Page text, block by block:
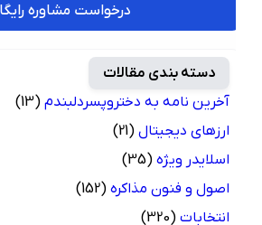
درخواست مشاوره رایگان
دسته بندی مقالات
آخرین نامه به دختروپسردلبندم (13)
ارزهای دیجیتال (21)
اسلایدر ویژه (35)
اصول و فنون مذاکره (152)
انتخابات (320)